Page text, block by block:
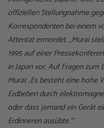
offiziellen Stellungnahme
Korrespondenten bei einem
Attentat ermordet. „Murai
1995 auf einer
in Japan vor. Auf Fragen
Murai: ‚Es besteht eine hohe
Erdbeben durch
oder dass jemand ein Gerät
Erdinneren ausübte.‘“